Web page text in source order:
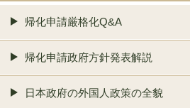
帰化申請厳格化Q&A
帰化申請政府方針発表解説
日本政府の外国人政策の全貌